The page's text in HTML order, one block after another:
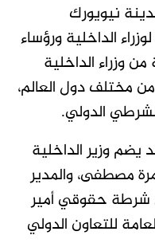
نيويورك
الداخلية ورؤساء
وزراء الداخلية
مختلف دول العالم،
الدولي.
وزير الداخلية
مصطفى، والمدير
شرطة حقوقي أمير
للتعاون الدولي